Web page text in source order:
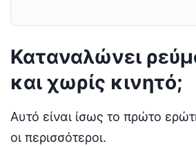
Καταναλώνει
και χωρίς κινητό;
Αυτό είναι ίσως το πρώτο
οι περισσότεροι.